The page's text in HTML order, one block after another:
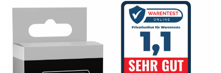
Telefoane mobile
Aspiratoare
Diverse